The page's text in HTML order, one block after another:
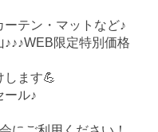
テン・マットなど♪
限定特別価格
します💪
ール♪